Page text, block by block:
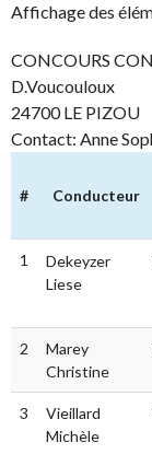
Affichage des
CONCOURS
D.Voucouloux
24700 LE PIZOU
Contact: Anne
# Conducteur
#
1
Dekeyzer
Liese
2
Marey
Christine
3
Vieillard
Michèle